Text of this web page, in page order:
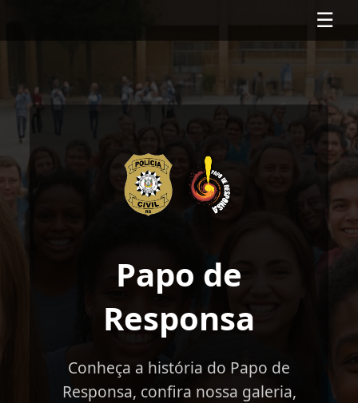
☰
Papo de
Responsa
Conheça a história do Papo de
Responsa, confira nossa galeria,